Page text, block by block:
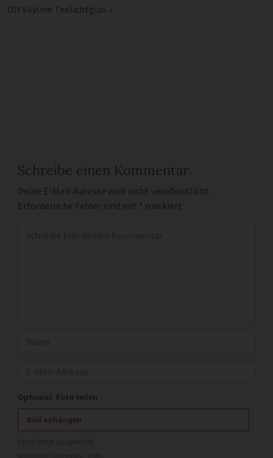
DIY Skyline Teelichtglas »
Schreibe einen Kommentar
Deine E-Mail-Adresse wird nicht veröffentlicht.
Erforderliche Felder sind mit * markiert
Optional: Foto teilen
Bild anhängen